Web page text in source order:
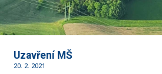
Uzavření MŠ
20. 2. 2021